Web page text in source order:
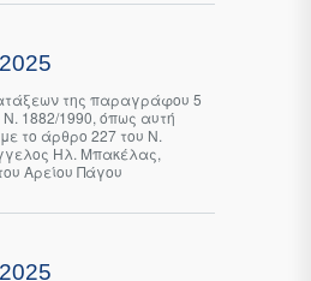
της παραγράφου 5
1882/1990, όπως αυτή
το άρθρο 227 του Ν.
Ηλ. Μπακέλας,
Αρείου Πάγου